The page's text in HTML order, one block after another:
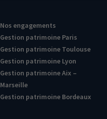
Nos engagements
Gestion patrimoine Paris
Gestion patrimoine Toulouse
Gestion patrimoine Lyon
Gestion patrimoine Aix –
Marseille
Gestion patrimoine Bordeaux